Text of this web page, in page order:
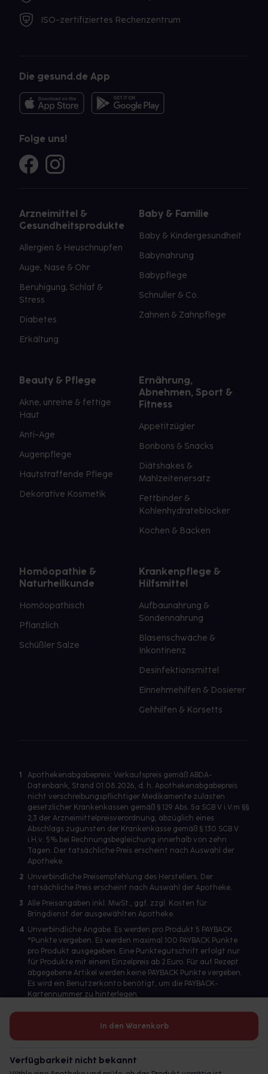
In den Warenkorb
Verfügbarkeit nicht bekannt
ISO-zertifiziertes Rechenzentrum
Die gesund.de App
Folge uns!
Arzneimittel &
Gesundheitsprodukte
Allergien & Heuschnupfen
Auge, Nase & Ohr
Beruhigung, Schlaf &
Stress
Diabetes
Erkältung
Baby & Familie
Baby & Kindergesundheit
Babynahrung
Babypflege
Schnuller & Co.
Zahnen & Zahnpflege
Beauty & Pflege
Akne, unreine & fettige
Haut
Anti-Age
Augenpflege
Hautstraffende Pflege
Dekorative Kosmetik
Ernährung,
Abnehmen, Sport &
Fitness
Appetitzügler
Bonbons & Snacks
Diätshakes &
Mahlzeitenersatz
Fettbinder &
Kohlenhydrateblocker
Kochen & Backen
Homöopathie &
Naturheilkunde
Homöopathisch
Pflanzlich
Schüßler Salze
Krankenpflege &
Hilfsmittel
Aufbaunahrung &
Sondennahrung
Blasenschwäche &
Inkontinenz
Desinfektionsmittel
Einnehmehilfen & Dosierer
Gehhilfen & Korsetts
1
Apothekenabgabepreis: Verkaufspreis gemäß ABDA-
Datenbank, Stand 01.08.2026, d. h. Apothekenabgabepreis
nicht verschreibungspflichtiger Medikamente zulasten
gesetzlicher Krankenkassen gemäß § 129 Abs. 5a SGB V i.V.m §§
2,3 der Arzneimittelpreisverordnung, abzüglich eines
Abschlags zugunsten der Krankenkasse gemäß § 130 SGB V
i.H.v. 5% bei Rechnungsbegleichung innerhalb von zehn
Tagen. Der tatsächliche Preis erscheint nach Auswahl der
Apotheke.
2 Unverbindliche Preisempfehlung des Herstellers. Der
tatsächliche Preis erscheint nach Auswahl der Apotheke.
3 Alle Preisangaben inkl. MwSt., ggf. zzgl. Kosten für
Bringdienst der ausgewählten Apotheke.
4 Unverbindliche Angabe. Es werden pro Produkt 5 PAYBACK
°Punkte vergeben. Es werden maximal 100 PAYBACK Punkte
pro Produkt ausgegeben. Eine Punktegutschrift erfolgt nur
für Produkte mit einem Einzelpreis ab 2 Euro. Für auf Rezept
abgegebene Artikel werden keine PAYBACK Punkte vergeben.
Es wird ein Benutzerkonto benötigt, um die PAYBACK-
Kartennummer zu hinterlegen.
Betreiber des Portals und verantwortlich: gesund.de GmbH &
© 2026 gesund.de GmbH & Co. KG